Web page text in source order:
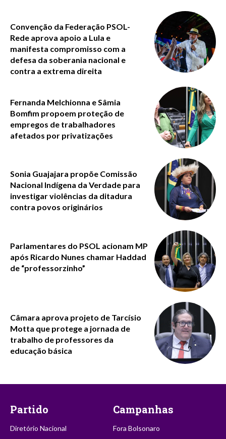
Convenção da Federação PSOL-
Rede aprova apoio a Lula e
manifesta compromisso com a
defesa da soberania nacional e
contra a extrema direita
Fernanda Melchionna e Sâmia
Bomfim propoem proteção de
empregos de trabalhadores
afetados por privatizações
Sonia Guajajara propõe Comissão
Nacional Indígena da Verdade para
investigar violências da ditadura
contra povos originários
Parlamentares do PSOL acionam MP
após Ricardo Nunes chamar Haddad
de “professorzinho”
Câmara aprova projeto de Tarcísio
Motta que protege a jornada de
trabalho de professores da
educação básica
Partido
Diretório Nacional
Campanhas
Fora Bolsonaro